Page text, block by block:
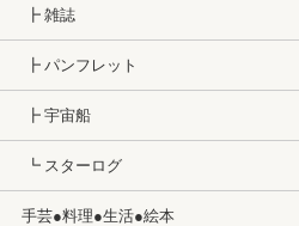
┣ 雑誌
┣ パンフレット
┣ 宇宙船
┗ スターログ
手芸●料理●生活●絵本